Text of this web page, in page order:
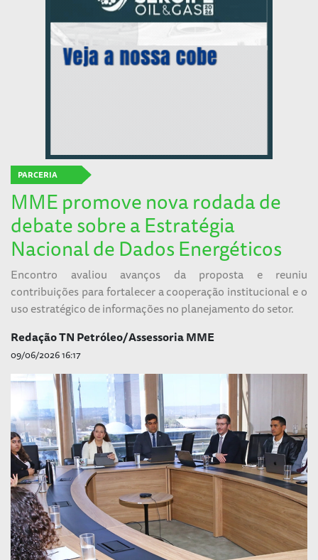
PARCERIA
MME promove nova rodada de
debate sobre a Estratégia
Nacional de Dados Energéticos
Encontro avaliou avanços da proposta e reuniu
contribuições para fortalecer a cooperação institucional e o
uso estratégico de informações no planejamento do setor.
Redação TN Petróleo/Assessoria MME
09/06/2026 16:17